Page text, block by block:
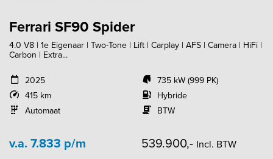
Ferrari SF90 Spider
4.0 V8 | 1e Eigenaar | Two-Tone | Lift | Carplay | AFS | Camera | HiFi |
Carbon | Extra...
2025
415 km
Automaat
735 kW (999 PK)
Hybride
BTW
v.a. 7.833 p/m 539.900,- Incl. BTW